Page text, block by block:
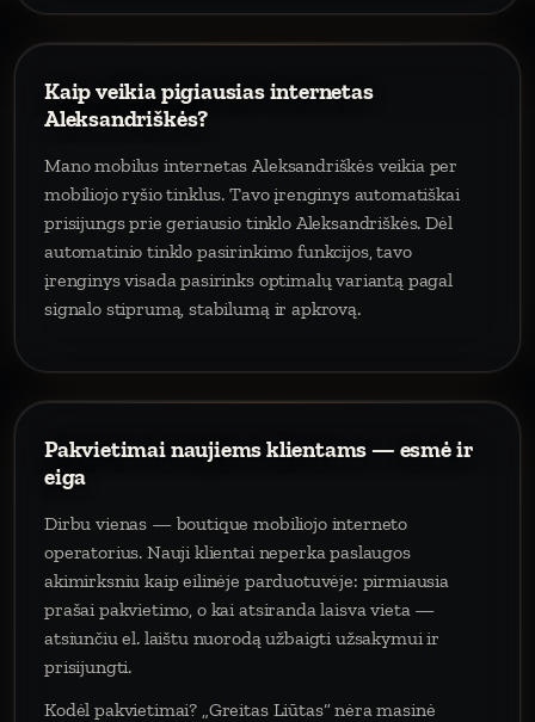
Kaip veikia pigiausias internetas
Aleksandriškės?
Mano mobilus internetas Aleksandriškės veikia per
mobiliojo ryšio tinklus. Tavo įrenginys automatiškai
prisijungs prie geriausio tinklo Aleksandriškės. Dėl
automatinio tinklo pasirinkimo funkcijos, tavo
įrenginys visada pasirinks optimalų variantą pagal
signalo stiprumą, stabilumą ir apkrovą.
Pakvietimai naujiems klientams — esmė ir
eiga
Dirbu vienas — boutique mobiliojo interneto
operatorius. Nauji klientai neperka paslaugos
akimirksniu kaip eilinėje parduotuvėje: pirmiausia
prašai pakvietimo, o kai atsiranda laisva vieta —
atsiunčiu el. laištu nuorodą užbaigti užsakymui ir
prisijungti.
Kodėl pakvietimai? „Greitas Liūtas“ nėra masinė